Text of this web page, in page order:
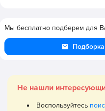
Мы бесплатно подберем для
Не нашли
Воспользуйтесь